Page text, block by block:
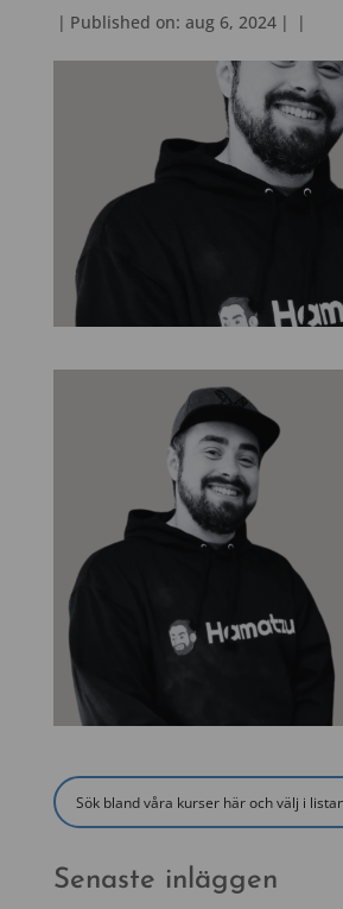
| Published on: aug 6, 2024 | |
Senaste inläggen